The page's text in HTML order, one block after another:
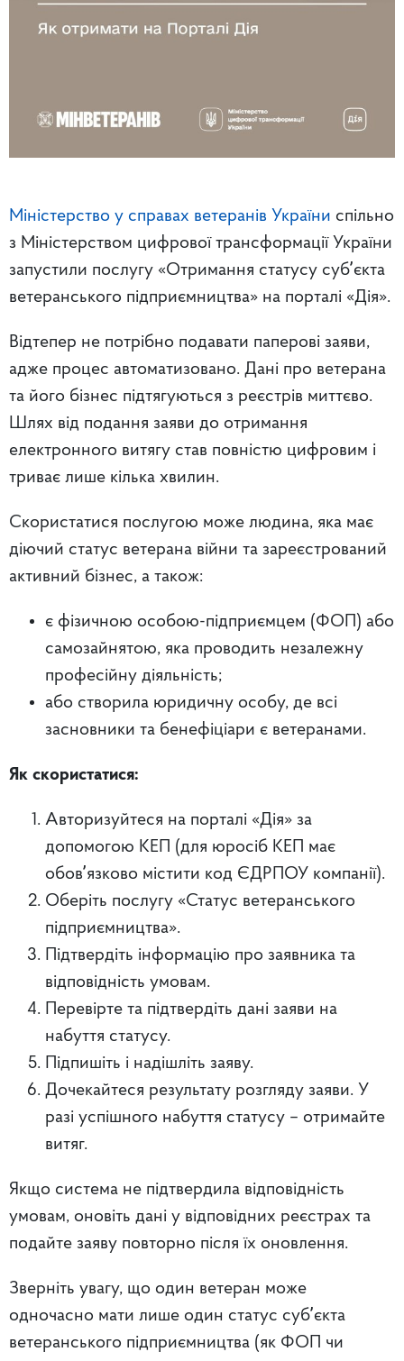
Міністерство у справах ветеранів України спільно
з Міністерством цифрової трансформації України
запустили послугу «Отримання статусу субʼєкта
ветеранського підприємництва» на порталі «Дія».
Відтепер не потрібно подавати паперові заяви,
адже процес автоматизовано. Дані про ветерана
та його бізнес підтягуються з реєстрів миттєво.
Шлях від подання заяви до отримання
електронного витягу став повністю цифровим і
триває лише кілька хвилин.
Скористатися послугою може людина, яка має
діючий статус ветерана війни та зареєстрований
активний бізнес, а також:
є фізичною особою-підприємцем (ФОП) або
самозайнятою, яка проводить незалежну
професійну діяльність;
або створила юридичну особу, де всі
засновники та бенефіціари є ветеранами.
Як скористатися:
Авторизуйтеся на порталі «Дія» за
допомогою КЕП (для юросіб КЕП має
обовʼязково містити код ЄДРПОУ компанії).
Оберіть послугу «Статус ветеранського
підприємництва».
Підтвердіть інформацію про заявника та
відповідність умовам.
Перевірте та підтвердіть дані заяви на
набуття статусу.
Підпишіть і надішліть заяву.
Дочекайтеся результату розгляду заяви. У
разі успішного набуття статусу – отримайте
витяг.
Якщо система не підтвердила відповідність
умовам, оновіть дані у відповідних реєстрах та
подайте заяву повторно після їх оновлення.
Зверніть увагу, що один ветеран може
одночасно мати лише один статус субʼєкта
ветеранського підприємництва (як ФОП чи